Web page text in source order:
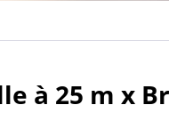
à 25 m x